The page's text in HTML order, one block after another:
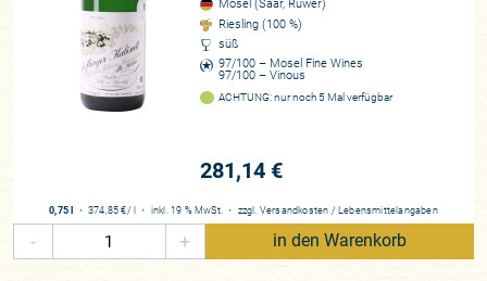
Mosel (Saar, Ruwer)
Riesling (100 %)
süß
97/100 – Mosel Fine Wines
97/100 – Vinous
ACHTUNG: nur noch 5 Mal verfügbar
281,14 €
0,75 l ・ 374,85 €/ l ・ inkl. 19 % MwSt. ・ zzgl. Versandkosten / Lebensmittelangaben
- + in den Warenkorb